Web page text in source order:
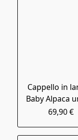
Cappello in
Baby Alpaca
69,90 €